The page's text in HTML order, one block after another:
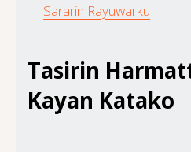
Sararin Rayuwarku
Tasirin
Kayan Katako